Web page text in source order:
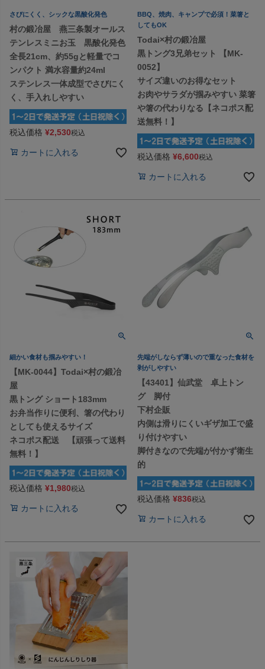
さびにくく、シックな黒酸化発色
村の鍛冶屋 燕三条製オールス
テンレスミニお玉 黒酸化発色
全長21cm、約55gと軽量でコ
ンパクト 満水容量約24ml
ステンレス一体成型でさびにく
く、手入れしやすい
税込価格 ¥2,530税込
カートに入れる
BBQ、焼肉、キャンプで必須！菜箸と
してもOK
Todai×村の鍛冶屋
黒トング3兄弟セット 【MK-
0052】
サイズ違いのお得なセット
お肉やサラダが掴みやすい 菜箸
や箸の代わりなる【ネコポス配
送無料！】
税込価格 ¥6,600税込
カートに入れる
細かい食材も掴みやすい！
【MK-0044】Todai×村の鍛冶
屋
黒トング ショート183mm
お弁当作りに便利、箸の代わり
としても使えるサイズ
ネコポス配送 【頑張って送料
無料！】
税込価格 ¥1,980税込
カートに入れる
先端がしならず薄いので重なった食材を
剥がしやすい
【43401】仙武堂 卓上トン
グ 脚付
下村企販
内側は滑りにくいギザ加工で盛
り付けやすい
脚付きなので先端が付かず衛生
的
税込価格 ¥836税込
カートに入れる